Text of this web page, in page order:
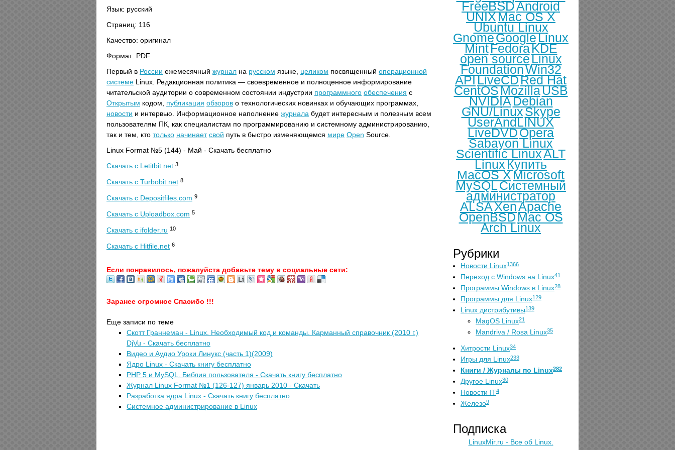
Язык: русский
Страниц: 116
Качество: оригинал
Формат: PDF
Первый в России ежемесячный журнал на русском языке, целиком посвященный операционной
системе Linux. Редакционная политика — своевременное и полноценное информирование
читательской аудитории о современном состоянии индустрии программного обеспечения с
Открытым кодом, публикация обзоров о технологических новинках и обучающих программах,
новости и интервью. Информационное наполнение журнала будет интересным и полезным всем
пользователям ПК, как специалистам по программированию и системному администрированию,
так и тем, кто только начинает свой путь в быстро изменяющемся мире Open Source.
Linux Format №5 (144) - Май - Скачать бесплатно
Скачать с Letitbit.net 3
Скачать с Turbobit.net 8
Скачать с Depositfiles.com 9
Скачать с Uploadbox.com 5
Скачать с ifolder.ru 10
Скачать с Hitfile.net 6
Если понравилось, пожалуйста добавьте тему в социальные сети:
Заранее огромное Спасибо !!!
Еще записи по теме
Скотт Граннеман - Linux. Необходимый код и команды. Карманный справочник (2010 г.)
DjVu - Скачать бесплатно
Видео и Аудио Уроки Линукс (часть 1)(2009)
Ядро Linux - Скачать книгу бесплатно
PHP 5 и MySQL. Библия пользователя - Скачать книгу бесплатно
Журнал Linux Format №1 (126-127) январь 2010 - Скачать
Разработка ядра Linux - Скачать книгу бесплатно
Системное администрирование в Linux
FreeBSDAndroid
UNIXMac OS X
Ubuntu Linux
GnomeGoogleLinux
MintFedoraKDE
open sourceLinux
FoundationWin32
APILiveCDRed Hat
CentOSMozillaUSB
NVIDIADebian
GNU/LinuxSkype
UserAndLINUX
LiveDVDOpera
Sabayon Linux
Scientific LinuxALT
LinuxКупить
MacOS XMicrosoft
MySQLСистемный
администратор
ALSAXenApache
OpenBSD Mac OS
Arch Linux
Рубрики
Новости Linux1366
Переход с Windows на Linux41
Программы Windows в Linux28
Программы для Linux129
Linux дистрибутивы139
MagOS Linux21
Mandriva / Rosa Linux35
Хитрости Linux34
Игры для Linux233
Книги / Журналы по Linux282
Другое Linux30
Новости IT4
Железо9
Подписка
LinuxMir.ru - Все об Linux.